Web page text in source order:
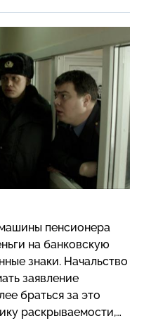
благодаря
пенсионера
на банковскую
знаки. Начальство
заявление
браться за это
раскрываемости,